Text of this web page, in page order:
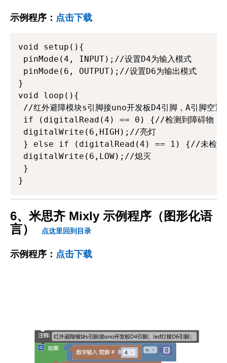
示例程序： 点击下载
void setup(){
pinMode(4, INPUT);//设置D4为输入模式
pinMode(6, OUTPUT);//设置D6为输出模式
}
void loop(){
//红外避障模块s引脚接uno开发板D4引脚，A引脚空
if (digitalRead(4) == 0) {//检测到障碍物，输
digitalWrite(6,HIGH);//亮灯
} else if (digitalRead(4) == 1) {//未检测到障
digitalWrite(6,LOW);//熄灭
}
}
6、米思齐 Mixly 示例程序（图形化语
言）
点这里回到目录
示例程序： 点击下载